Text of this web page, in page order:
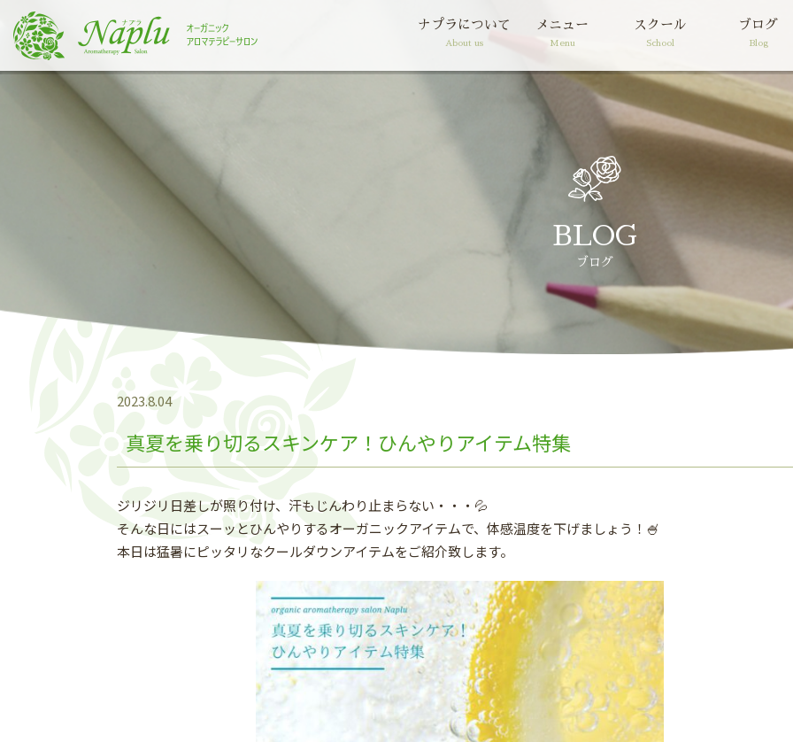
ス
ナプラについて
About us
メニュー
Menu
スクール
School
ブログ
Blog
BLOG
ブログ
2023.8.04
真夏を乗り切るスキンケア！ひんやりアイテム特集
ジリジリ日差しが照り付け、汗もじんわり止まらない・・・💦
そんな日にはスーッとひんやりするオーガニックアイテムで、体感温度を下げましょう！🍧
本日は猛暑にピッタリなクールダウンアイテムをご紹介致します。